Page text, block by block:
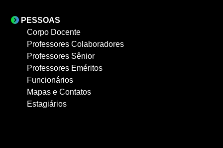
PESSOAS
Corpo Docente
Professores Colaboradores
Professores Sênior
Professores Eméritos
Funcionários
Mapas e Contatos
Estagiários